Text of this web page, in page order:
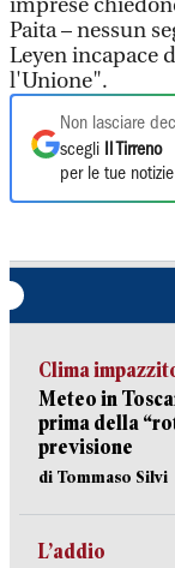
imprese
Paita – nessun
Leyen incapace
l'Unione".
Non lasciare
scegli
Il Tirreno
per le tue
Clima
Meteo in
prima della
previsione
di Tommaso Silvi
L’addio